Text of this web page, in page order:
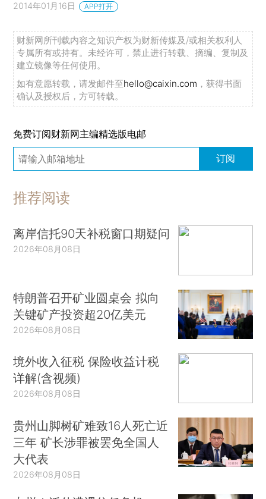
2014年01月16日 APP打开
财新网所刊载内容之知识产权为财新传媒及/或相关权利人
专属所有或持有。未经许可，禁止进行转载、摘编、复制及
建立镜像等任何使用。
如有意愿转载，请发邮件至hello@caixin.com ，获得书面
确认及授权后，方可转载。
免费订阅财新网主编精选版电邮
订阅
推荐阅读
离岸信托90天补税窗口期疑问
2026年08月08日
特朗普召开矿业圆桌会 拟向
关键矿产投资超20亿美元
2026年08月08日
境外收入征税 保险收益计税
详解(含视频)
2026年08月08日
贵州山脚树矿难致16人死亡近
三年 矿长涉罪被罢免全国人
大代表
2026年08月08日